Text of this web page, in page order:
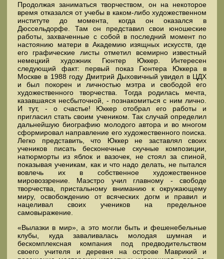
Продолжая заниматься творчеством, он на некоторое
время отказался от учебы в каком-либо художественном
институте до момента, когда он оказался в
Дюссельдорфе. Там он представил свои юношеские
работы, захваченные с собой в последний момент по
настоянию матери в Академию изящных искусств, где
его графические листы отметил всемирно известный
немецкий художник Гюнтер Юккер. Интересен
следующий факт: первый показ Гюнтера Юккера в
Москве в 1988 году Дмитрий Дыховичный увидел в ЦДХ
и был покорен и личностью мэтра и свободой его
художественного творчества. Тогда родилась мечта,
казавшаяся несбыточной, - познакомиться с ним лично.
И тут, - о счастье! Юккер отобрал его работы и
пригласил стать своим учеником. Так случай определил
дальнейшую биографию молодого автора и во многом
сформировал направление его художественного поиска.
Легко представить, что Юккер не заставлял своих
учеников писать бесконечные скучные композиции,
натюрморты из яблок и вазочек, не стоял за спиной,
показывая ученикам, как и что надо делать, не пытался
вовлечь их в собственное художественное
мировоззрение. Маэстро учил главному - свободе
творчества, пристальному вниманию к окружающему
миру, освобождению от всяческих догм и правил и
нацеливал своих учеников на предельное
самовыражение.
«Вылазки в мир», а это могли быть и фешенебельные
клубы, куда заваливалась молодая шумная и
бескомплексная компания под предводительством
своего учителя и деревня на острове Маврикий и